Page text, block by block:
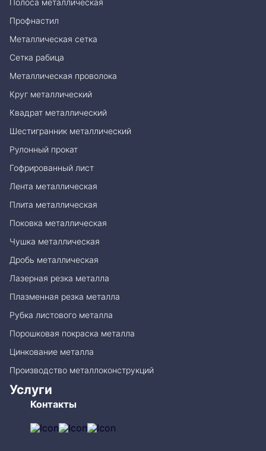
Полоса металлическая
Профнастил
Металлическая сетка
Сетка рабица
Металлическая проволока
Круг металлический
Квадрат металлический
Шестигранник металлический
Рулонный прокат
Гофрированный лист
Лента металлическая
Плита металлическая
Поковка металлическая
Чушка металлическая
Дробь металлическая
Лазерная резка металла
Плазменная резка металла
Рубка листового металла
Порошковая покраска металла
Цинкование металла
Производство металлоконструкций
Услуги
Контакты